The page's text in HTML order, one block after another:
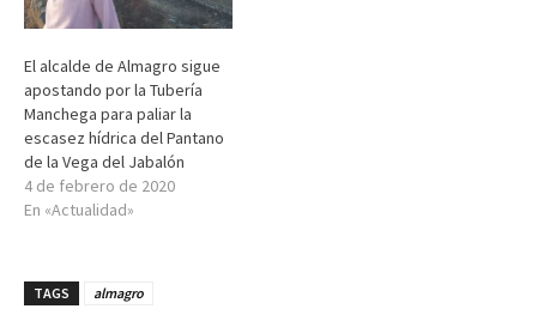
El alcalde de Almagro sigue
apostando por la Tubería
Manchega para paliar la
escasez hídrica del Pantano
de la Vega del Jabalón
4 de febrero de 2020
En «Actualidad»
TAGS almagro